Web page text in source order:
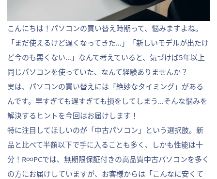
こんにちは！パソコンの買い替え時期って、悩みますよね。
「まだ使えるけど遅くなってきた…」「新しいモデルが出たけ
ど今のも悪くない…」なんて考えていると、気づけば5年以上
同じパソコンを使っていた、なんて経験ありませんか？
実は、パソコンの買い替えには「絶妙なタイミング」がある
んです。早すぎても遅すぎても損をしてしまう…そんな悩みを
解決するヒントを今回はお届けします！
特に注目してほしいのが「中古パソコン」という選択肢。新
品と比べて半額以下で手に入ることも多く、しかも性能は十
分！R∞PCでは、無期限保証付きの高品質中古パソコンを多く
の方にお届けしていますが、お客様からは「こんなに安くて